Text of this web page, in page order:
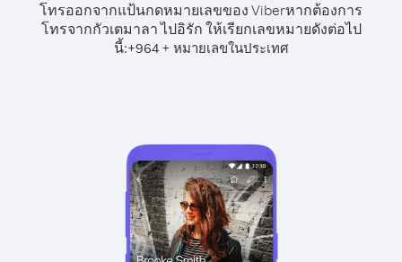
โทรออกจากแป้นกดหมายเลขของ Viberหากต้องการ
โทรจากกัวเตมาลา ไปอิรัก ให้เรียกเลขหมายดังต่อไป
นี้:+964+ หมายเลขในประเทศ